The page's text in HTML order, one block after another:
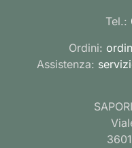
Tel.:
Ordini:
Assistenza: